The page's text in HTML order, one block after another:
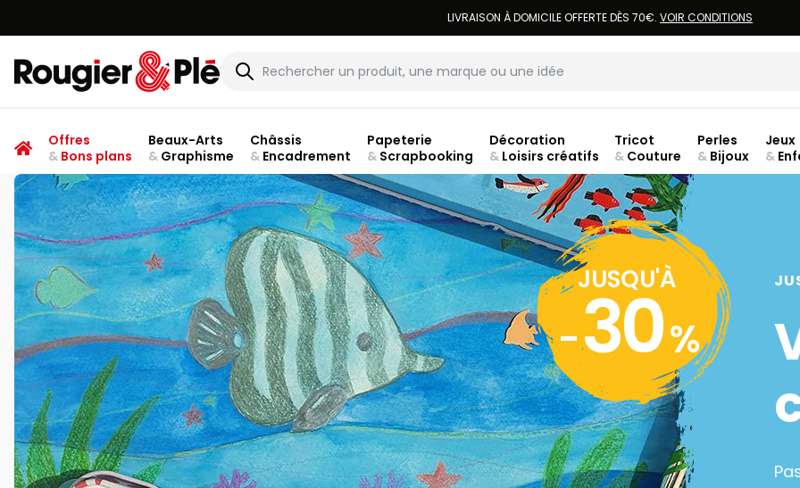
LIVRAISON À DOMICILE OFFERTE DÈS 70€. VOIR CONDITIONS
Rougier & Plé
Offres
&Bons plans
Beaux-Arts
&Graphisme
Châssis
&Encadrement
Papeterie
&Scrapbooking
Décoration
&Loisirs créatifs
Tricot
& Couture
Perles
& Bijoux
Jeux
&
JUSQU'À
-30%